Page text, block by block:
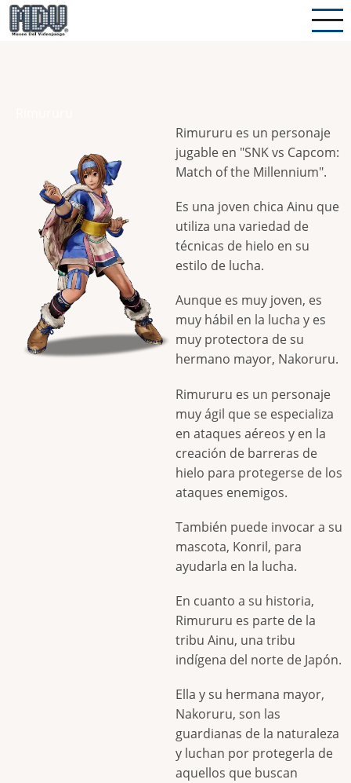
Pasar
al
Rimururu es un personaje
jugable en "SNK vs Capcom:
Match of the Millennium".
Es una joven chica Ainu que
utiliza una variedad de
técnicas de hielo en su
estilo de lucha.
Aunque es muy joven, es
muy hábil en la lucha y es
muy protectora de su
hermano mayor, Nakoruru.
Rimururu es un personaje
muy ágil que se especializa
en ataques aéreos y en la
creación de barreras de
hielo para protegerse de los
ataques enemigos.
También puede invocar a su
mascota, Konril, para
ayudarla en la lucha.
En cuanto a su historia,
Rimururu es parte de la
tribu Ainu, una tribu
indígena del norte de Japón.
Ella y su hermana mayor,
Nakoruru, son las
guardianas de la naturaleza
y luchan por protegerla de
aquellos que buscan